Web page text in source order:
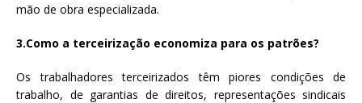
mão de obra especializada.
3.Como a terceirização economiza para os patrões?
Os trabalhadores terceirizados têm piores condições de
trabalho, de garantias de direitos, representações sindicais